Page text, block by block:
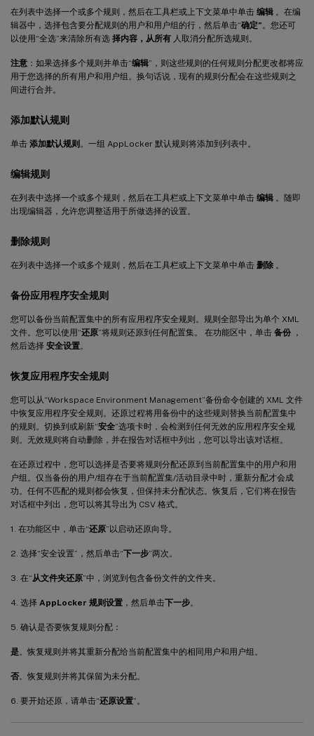
在列表中选择一个或多个规则，然后在工具栏或上下文菜单中单击 编辑 。在编
辑器中，选择包含要分配规则的用户和用户组的行，然后单击“确定” 。您还可
以使用“全选”来清除所有选 择内容，从所有 人取消分配所选规则。
注意 ：如果选择多个规则并单击“编辑”，则这些规则的任何规则分配更改都将应
用于您选择的所有用户和用户组。换句话说，现有的规则分配会在这些规则之
间进行合并。
添加默认规则
单击 添加默认规则 。一组 AppLocker 默认规则将添加到列表中。
编辑规则
在列表中选择一个或多个规则，然后在工具栏或上下文菜单中单击 编辑 。随即
出现编辑器，允许您调整适用于所做选择的设置。
删除规则
在列表中选择一个或多个规则，然后在工具栏或上下文菜单中单击 删除 。
备份应用程序安全规则
您可以备份当前配置集中的所有应用程序安全规则。规则全部导出为单个 XML
文件。您可以使用“还原”将规则还原到任何配置集。 在功能区中，单击 备份 ，
然后选择 安全设置。
恢复应用程序安全规则
您可以从“Workspace Environment Management”备份命令创建的 XML 文件
中恢复应用程序安全规则。还原过程将用备份中的这些规则替换当前配置集中
的规则。切换到或刷新“安全”选项卡时，会检测到任何无效的应用程序安全规
则。无效规则将自动删除，并在报告对话框中列出，您可以导出该对话框。
在还原过程中，您可以选择是否要将规则分配还原到当前配置集中的用户和用
户组。仅当备份的用户/组存在于当前配置集/活动目录中时，重新分配才会成
功。任何不匹配的规则都会恢复，但保持未分配状态。恢复后，它们将在报告
对话框中列出，您可以将其导出为 CSV 格式。
1. 在功能区中，单击“还原”以启动还原向导。
2. 选择“安全设置”，然后单击“下一步”两次。
3. 在“从文件夹还原”中，浏览到包含备份文件的文件夹。
4. 选择 AppLocker 规则设置 ，然后单击下一步。
5. 确认是否要恢复规则分配：
是。恢复规则并将其重新分配给当前配置集中的相同用户和用户组。
否。恢复规则并将其保留为未分配。
6. 要开始还原，请单击“还原设置”。